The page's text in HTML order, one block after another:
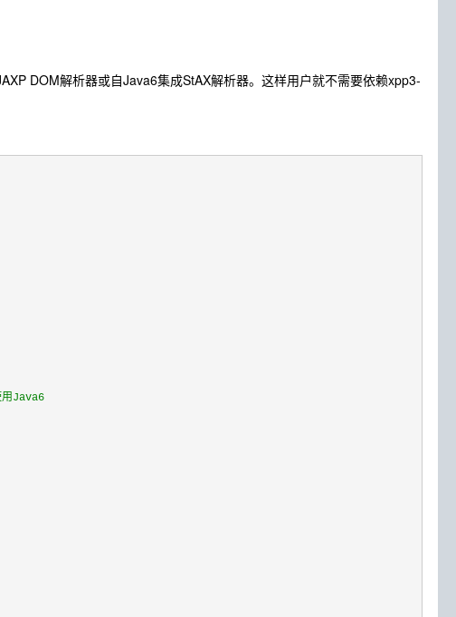
DOM解析器或自Java6集成StAX解析器。这样用户就不需要依赖xpp3-
用Java6